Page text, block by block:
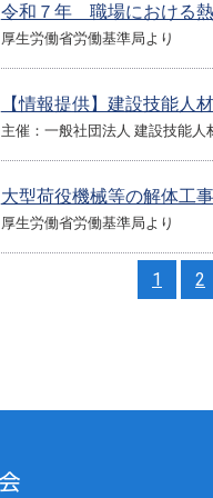
令和７年 職場における
厚生労働省労働基準局より
【情報提供】建設技能人
主催：一般社団法人 建設技能人
大型荷役機械等の解体工
厚生労働省労働基準局より
1 2